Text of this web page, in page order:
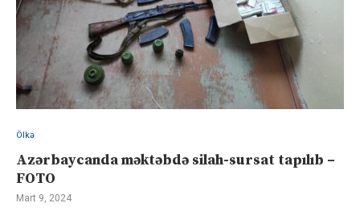
Ölkə
Azərbaycanda məktəbdə silah-sursat tapılıb –
FOTO
Mart 9, 2024